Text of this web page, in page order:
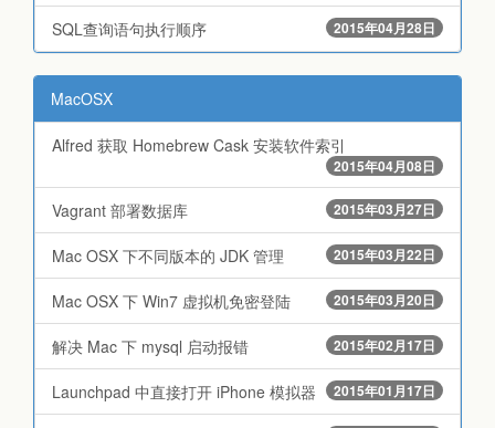
SQL查询语句执行顺序 2015年04月28日
MacOSX
Alfred 获取 Homebrew Cask 安装软件索引
2015年04月08日
Vagrant 部署数据库 2015年03月27日
Mac OSX 下不同版本的 JDK 管理 2015年03月22日
Mac OSX 下 Win7 虚拟机免密登陆 2015年03月20日
解决 Mac 下 mysql 启动报错 2015年02月17日
Launchpad 中直接打开 iPhone 模拟器 2015年01月17日